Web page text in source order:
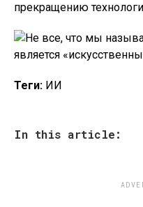
прекращению
Теги: ИИ
In this article: